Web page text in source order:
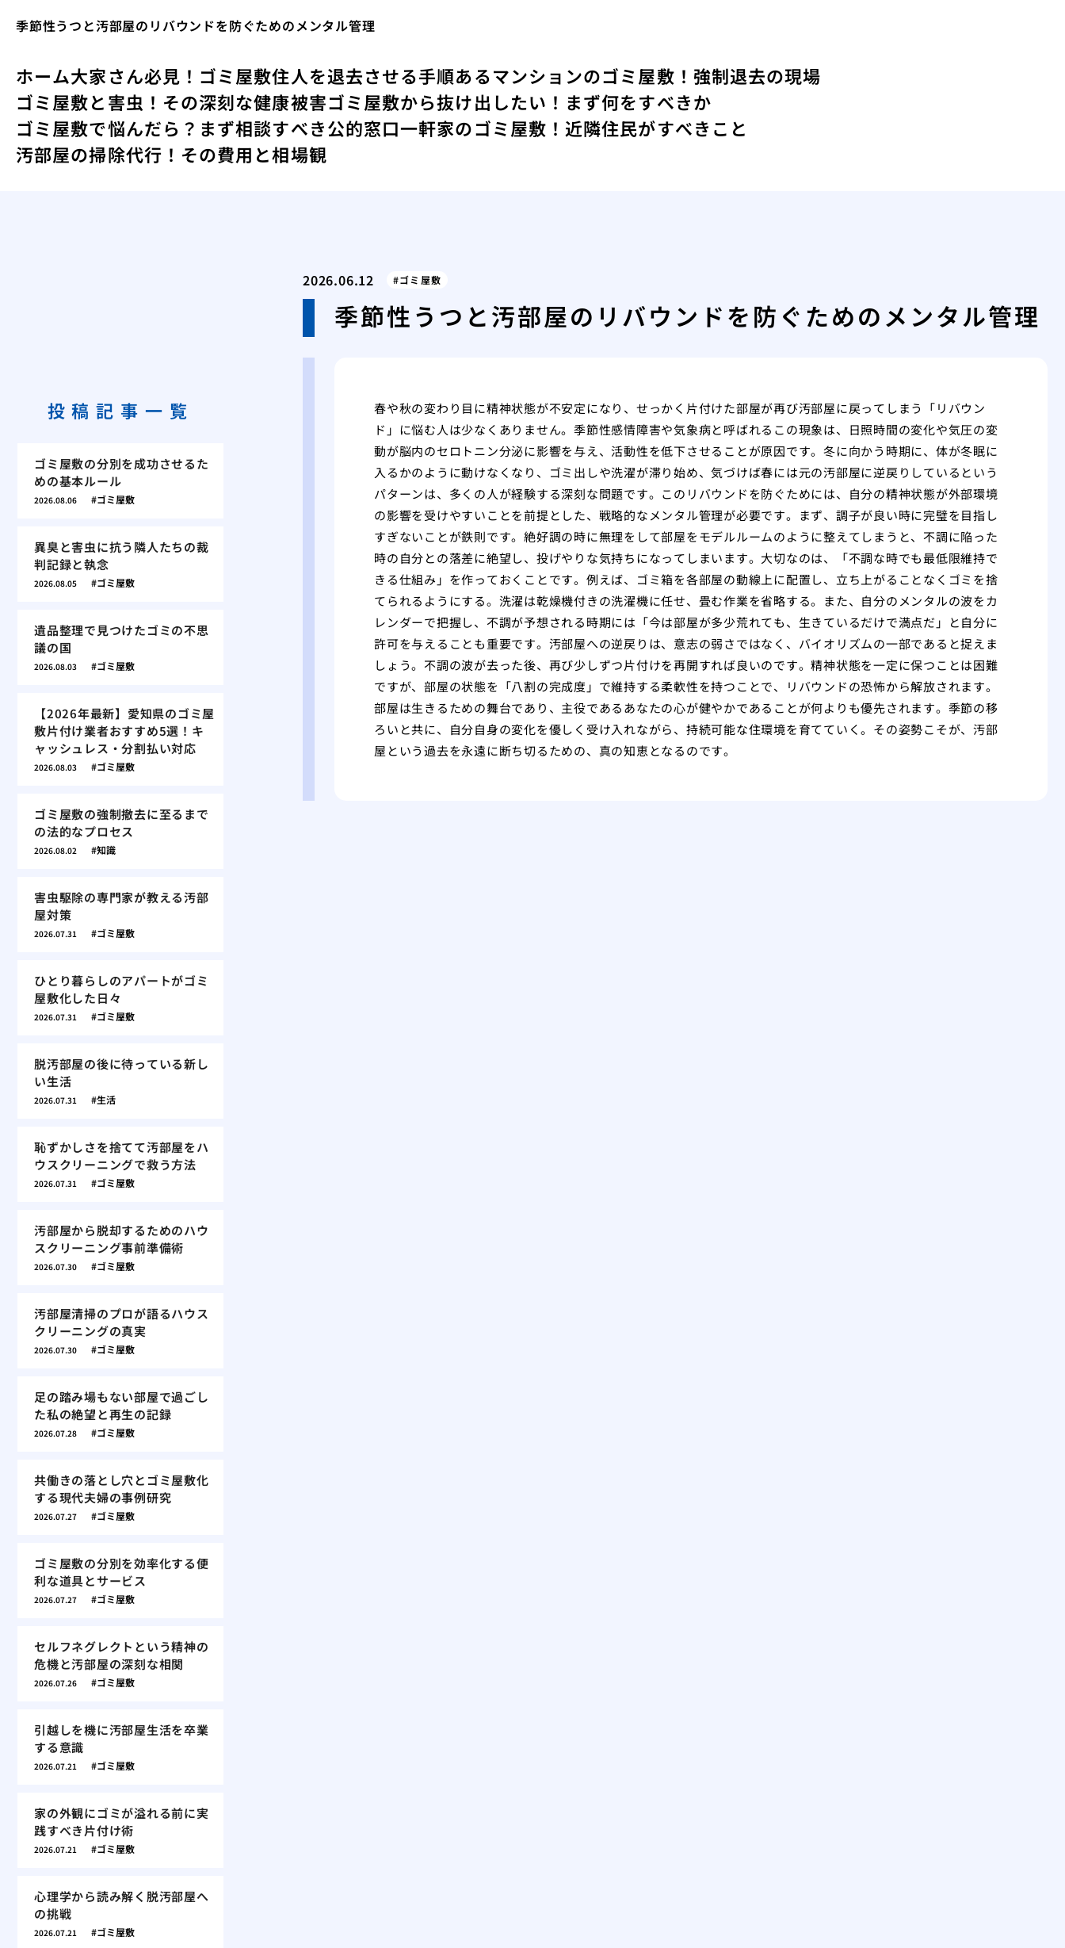
季節性うつと汚部屋のリバウンドを防ぐためのメンタル管理
ホーム大家さん必見！ゴミ屋敷住人を退去させる手順あるマンションのゴミ屋敷！強制退去の現場
ゴミ屋敷と害虫！その深刻な健康被害ゴミ屋敷から抜け出したい！まず何をすべきか
ゴミ屋敷で悩んだら？まず相談すべき公的窓口一軒家のゴミ屋敷！近隣住民がすべきこと
汚部屋の掃除代行！その費用と相場観
2026.06.12 ゴミ屋敷
季節性うつと汚部屋のリバウンドを防ぐためのメンタル管理
春や秋の変わり目に精神状態が不安定になり、せっかく片付けた部屋が再び汚部屋に戻ってしまう「リバウン
ド」に悩む人は少なくありません。季節性感情障害や気象病と呼ばれるこの現象は、日照時間の変化や気圧の変
動が脳内のセロトニン分泌に影響を与え、活動性を低下させることが原因です。冬に向かう時期に、体が冬眠に
入るかのように動けなくなり、ゴミ出しや洗濯が滞り始め、気づけば春には元の汚部屋に逆戻りしているという
パターンは、多くの人が経験する深刻な問題です。このリバウンドを防ぐためには、自分の精神状態が外部環境
の影響を受けやすいことを前提とした、戦略的なメンタル管理が必要です。まず、調子が良い時に完璧を目指し
すぎないことが鉄則です。絶好調の時に無理をして部屋をモデルルームのように整えてしまうと、不調に陥った
時の自分との落差に絶望し、投げやりな気持ちになってしまいます。大切なのは、「不調な時でも最低限維持で
きる仕組み」を作っておくことです。例えば、ゴミ箱を各部屋の動線上に配置し、立ち上がることなくゴミを捨
てられるようにする。洗濯は乾燥機付きの洗濯機に任せ、畳む作業を省略する。また、自分のメンタルの波をカ
レンダーで把握し、不調が予想される時期には「今は部屋が多少荒れても、生きているだけで満点だ」と自分に
許可を与えることも重要です。汚部屋への逆戻りは、意志の弱さではなく、バイオリズムの一部であると捉えま
しょう。不調の波が去った後、再び少しずつ片付けを再開すれば良いのです。精神状態を一定に保つことは困難
ですが、部屋の状態を「八割の完成度」で維持する柔軟性を持つことで、リバウンドの恐怖から解放されます。
部屋は生きるための舞台であり、主役であるあなたの心が健やかであることが何よりも優先されます。季節の移
ろいと共に、自分自身の変化を優しく受け入れながら、持続可能な住環境を育てていく。その姿勢こそが、汚部
屋という過去を永遠に断ち切るための、真の知恵となるのです。
投稿記事一覧
ゴミ屋敷の分別を成功させるた
めの基本ルール
2026.08.06 ゴミ屋敷
異臭と害虫に抗う隣人たちの裁
判記録と執念
2026.08.05 ゴミ屋敷
遺品整理で見つけたゴミの不思
議の国
2026.08.03 ゴミ屋敷
【2026年最新】愛知県のゴミ屋
敷片付け業者おすすめ5選！キ
ャッシュレス・分割払い対応
2026.08.03 ゴミ屋敷
ゴミ屋敷の強制撤去に至るまで
の法的なプロセス
2026.08.02 知識
害虫駆除の専門家が教える汚部
屋対策
2026.07.31 ゴミ屋敷
ひとり暮らしのアパートがゴミ
屋敷化した日々
2026.07.31 ゴミ屋敷
脱汚部屋の後に待っている新し
い生活
2026.07.31 生活
恥ずかしさを捨てて汚部屋をハ
ウスクリーニングで救う方法
2026.07.31 ゴミ屋敷
汚部屋から脱却するためのハウ
スクリーニング事前準備術
2026.07.30 ゴミ屋敷
汚部屋清掃のプロが語るハウス
クリーニングの真実
2026.07.30 ゴミ屋敷
足の踏み場もない部屋で過ごし
た私の絶望と再生の記録
2026.07.28 ゴミ屋敷
共働きの落とし穴とゴミ屋敷化
する現代夫婦の事例研究
2026.07.27 ゴミ屋敷
ゴミ屋敷の分別を効率化する便
利な道具とサービス
2026.07.27 ゴミ屋敷
セルフネグレクトという精神の
危機と汚部屋の深刻な相関
2026.07.26 ゴミ屋敷
引越しを機に汚部屋生活を卒業
する意識
2026.07.21 ゴミ屋敷
家の外観にゴミが溢れる前に実
践すべき片付け術
2026.07.21 ゴミ屋敷
心理学から読み解く脱汚部屋へ
の挑戦
2026.07.21 ゴミ屋敷